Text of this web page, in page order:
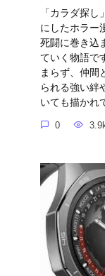
「カラダ探
にしたホラー
死闘に巻き込
ていく物語で
まらず、仲間
られる強い絆
いても描かれ
0